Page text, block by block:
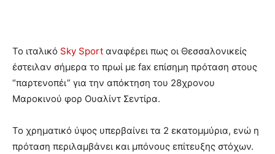
Το ιταλικό Sky Sport αναφέρει πως οι Θεσσαλονικείς
έστειλαν σήμερα το πρωί με fax επίσημη πρόταση στους
“παρτενοπέι” για την απόκτηση του 28χρονου
Μαροκινού φορ Ουαλίντ Σεντίρα.
Το χρηματικό ύψος υπερβαίνει τα 2 εκατομμύρια, ενώ η
πρόταση περιλαμβάνει και μπόνους επίτευξης στόχων.